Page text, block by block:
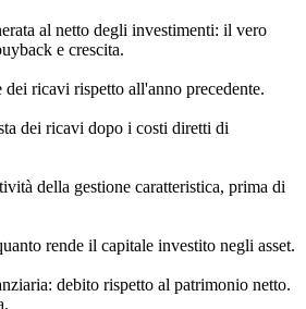
al netto degli investimenti: il vero
e crescita.
dei ricavi rispetto all'anno precedente.
dei ricavi dopo i costi diretti di
della gestione caratteristica, prima di
rende il capitale investito negli asset.
debito rispetto al patrimonio netto.